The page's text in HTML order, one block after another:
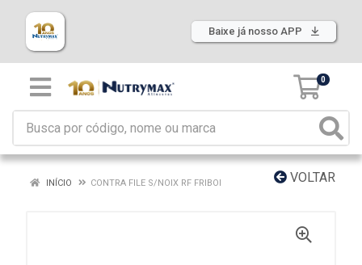
Baixe já nosso APP
0
VOLTAR
INÍCIO CONTRA FILE S/NOIX RF FRIBOI